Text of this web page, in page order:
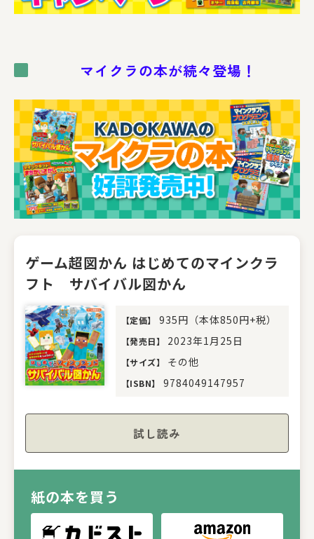
マイクラの本が続々登場！
ゲーム超図かん はじめてのマインクラ
フト サバイバル図かん
【定価】 935円（本体850円+税）
【発売日】 2023年1月25日
【サイズ】 その他
【ISBN】 9784049147957
試し読み
紙の本を買う